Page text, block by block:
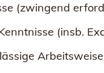
(zwingend
(insb.
Arbeitsweise